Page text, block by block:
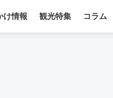
け情報 観光特集 コラム